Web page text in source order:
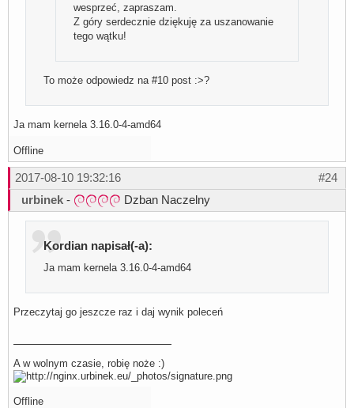
wesprzeć, zapraszam.
Z góry serdecznie dziękuję za uszanowanie
tego wątku!
To może odpowiedz na #10 post :>?
Ja mam kernela 3.16.0-4-amd64
Offline
#24
2017-08-10 19:32:16
urbinek - Dzban Naczelny
Kordian napisał(-a):
Ja mam kernela 3.16.0-4-amd64
Przeczytaj go jeszcze raz i daj wynik poleceń
A w wolnym czasie, robię noże :)
Offline